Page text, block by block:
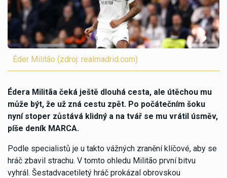
Éder Militão (zdroj: realmadrid.com)
Édera Militãa čeká ještě dlouhá cesta, ale útěchou mu
může být, že už zná cestu zpět. Po počátečním šoku
nyní stoper zůstává klidný a na tvář se mu vrátil úsměv,
píše deník MARCA.
Podle specialistů je u takto vážných zranění klíčové, aby se
hráč zbavil strachu. V tomto ohledu Militão první bitvu
vyhrál. Šestadvacetiletý hráč prokázal obrovskou